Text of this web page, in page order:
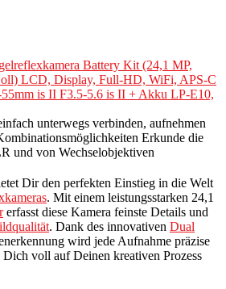
Battery Kit (24,1 MP,
LCD, Display, Full-HD, WiFi, APS-C
is II F3.5-5.6 is II + Akku LP-E10,
unterwegs verbinden, aufnehmen
Erkunde die
und von Wechselobjektiven
Dir den perfekten Einstieg in die Welt
. Mit einem leistungsstarken 24,1
erfasst diese Kamera feinste Details und
. Dank des innovativen Dual
wird jede Aufnahme präzise
Dich voll auf Deinen kreativen Prozess